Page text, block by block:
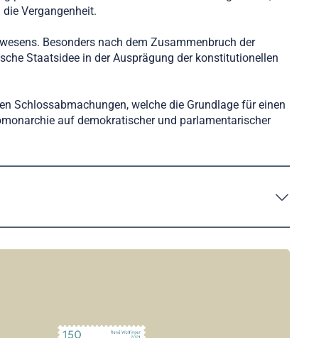
Vergangenheit.
Besonders nach dem Zusammenbruch der
Staatsidee in der Ausprägung der konstitutionellen
Schlossabmachungen, welche die Grundlage für einen
auf demokratischer und parlamentarischer